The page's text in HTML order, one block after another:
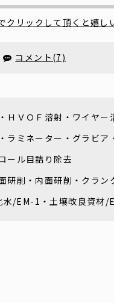
リックして頂くと嬉し
コメント(7)
ＨＶＯＦ溶射・ワイヤー
ラミネーター・グラビア
ール目詰り除去
研削・内面研削・クラ
水/EM-1・土壌改良資材/